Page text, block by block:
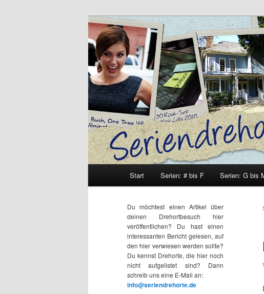
Seriendrehorte
Start Serien: # bis F Serien: G bis
Du möchtest einen Artikel über
deinen Drehortbesuch hier
veröffentlichen? Du hast einen
interessanten Bericht gelesen, auf
den hier verwiesen werden sollte?
Du kennst Drehorte, die hier noch
nicht aufgelistet sind? Dann
schreib uns eine E-Mail an:
info@seriendrehorte.de